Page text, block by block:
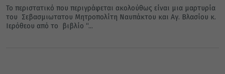
Το περιστατικό που περιγράφεται ακολούθως είναι μια μαρτυρία
του Σεβασμιωτατου Μητροπολίτη Ναυπάκτου και Αγ. Βλασίου κ.
Ιερόθεου από το βιβλίο “...